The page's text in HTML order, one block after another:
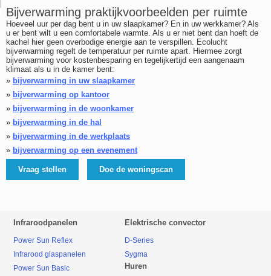
Bijverwarming praktijkvoorbeelden per ruimte
Hoeveel uur per dag bent u in uw slaapkamer? En in uw werkkamer? Als
u er bent wilt u een comfortabele warmte. Als u er niet bent dan hoeft de
kachel hier geen overbodige energie aan te verspillen. Ecolucht
bijverwarming regelt de temperatuur per ruimte apart. Hiermee zorgt
bijverwarming voor kostenbesparing en tegelijkertijd een aangenaam
klimaat als u in de kamer bent:
» bijverwarming in uw slaapkamer
» bijverwarming op kantoor
» bijverwarming in de woonkamer
» bijverwarming in de hal
» bijverwarming in de werkplaats
» bijverwarming op een evenement
Vraag stellen Doe de woningscan
Infraroodpanelen
Power Sun Reflex
Infrarood glaspanelen
Power Sun Basic
Elektrische convector
D-Series
Sygma
Huren